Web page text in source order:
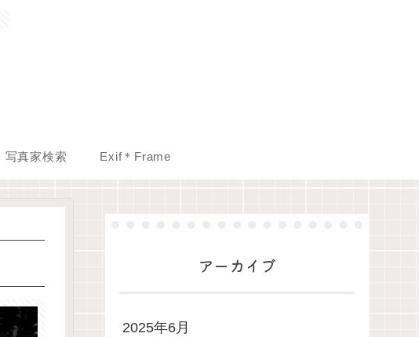
写真家検索 Exif＊Frame
アーカイブ
2025年6月